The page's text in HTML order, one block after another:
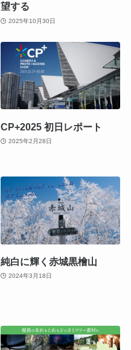
望する
2025年10月30日
CP+2025 初日レポート
2025年2月28日
純白に輝く赤城黒檜山
2024年3月18日